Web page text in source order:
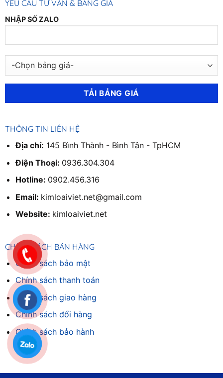
YÊU CẦU TƯ VẤN & BẢNG GIÁ
NHẬP SỐ ZALO
THÔNG TIN LIÊN HỆ
Địa chỉ: 145 Bình Thành - Bình Tân - TpHCM
Điện Thoại: 0936.304.304
Hotline: 0902.456.316
Email: kimloaiviet.net@gmail.com
Website: kimloaiviet.net
CHÍNH SÁCH BÁN HÀNG
Chính sách bảo mật
Chính sách thanh toán
Chính sách giao hàng
Chinh sách đổi hàng
Chính sách bảo hành